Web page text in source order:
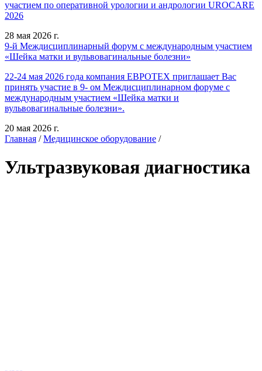
участием по оперативной урологии и андрологии UROCARE
2026
28 мая 2026 г.
9-й Междисциплинарный форум с международным участием
«Шейка матки и вульвовагинальные болезни»
22-24 мая 2026 года компания ЕВРОТЕХ приглашает Вас
принять участие в 9- ом Междисциплинарном форуме с
международным участием «Шейка матки и
вульвовагинальные болезни».
20 мая 2026 г.
Главная / Медицинское оборудование /
Ультразвуковая диагностика